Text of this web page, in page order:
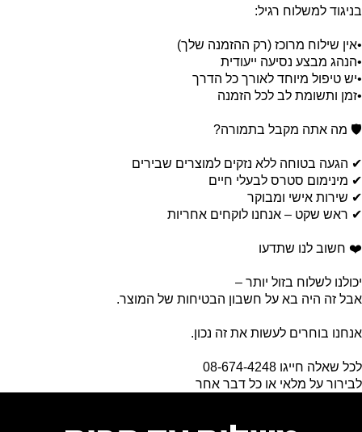
בניגוד למשלוח רגיל:
•אין שילוח מרוכז (רק ההזמנה שלך)
•הנהג מבצע נסיעה ייעודית
•יש טיפול מיוחד לאורך כל הדרך
•זמן ותשומת לב לכל הזמנה
🛡️ מה אתה מקבל בתמורה?
✔ הגעה בטוחה ללא נזקים למוצרים שבירים
✔ מינימום סטרס לבעלי חיים
✔ שירות אישי ומבוקר
✔ ראש שקט – אנחנו לוקחים אחריות
❤️ חשוב לנו שתדעו
יכולנו לשלוח בזול יותר –
אבל זה היה בא על חשבון הבטיחות של המוצר.
אנחנו בוחרים לעשות את זה נכון.
לכל שאלה חייגו 08-674-4248
לבירור על מלאי או כל דבר אחר